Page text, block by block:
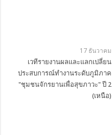
17 ธันวาคม
เวทีรายงานผลและแลกเปลี่ยน
ประสบการณ์ทำงานระดับภูมิภาค
"ชุมชนจักรยานเพื่อสุขภาวะ" ปี 2
(เหนือ)